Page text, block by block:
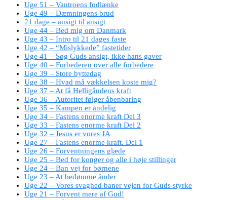
Uge 51 – Vantroens fodlænke
Uge 49 – Dæmningens brud
21 dage – ansigt til ansigt
Uge 44 – Bed mig om Danmark
Uge 43 – Intro til 21 dages faste
Uge 42 – “Mislykkede” fastetider
Uge 41 – Søg Guds ansigt, ikke hans gaver
Uge 40 – Forbederen over alle forbedere
Uge 39 – Store byttedag
Uge 38 – Hvad må vækkelsen koste mig?
Uge 37 – At få Helligåndens kraft
Uge 36 – Autoritet følger åbenbaring
Uge 35 – Kampen er åndelig
Uge 34 – Fastens enorme kraft Del 3
Uge 33 – Fastens enorme kraft Del 2
Uge 32 – Jesus er vores JA
Uge 27 – Fastens enorme kraft. Del 1
Uge 26 – Forventningens glæde
Uge 25 – Bed for konger og alle i høje stillinger
Uge 24 – Ban vej for børnene
Uge 23 – At bedømme ånder
Uge 22 – Vores svaghed baner vejen for Guds styrke
Uge 21 – Forvent mere af Gud!